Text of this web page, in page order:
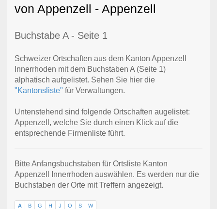
von Appenzell - Appenzell
Buchstabe A - Seite 1
Schweizer Ortschaften aus dem Kanton Appenzell
Innerrhoden mit dem Buchstaben A (Seite 1)
alphatisch aufgelistet. Sehen Sie hier die
"Kantonsliste" für Verwaltungen.
Untenstehend sind folgende Ortschaften augelistet:
Appenzell, welche Sie durch einen Klick auf die
entsprechende Firmenliste führt.
Bitte Anfangsbuchstaben für Ortsliste Kanton
Appenzell Innerrhoden auswählen. Es werden nur die
Buchstaben der Orte mit Treffern angezeigt.
A B G H J O S W